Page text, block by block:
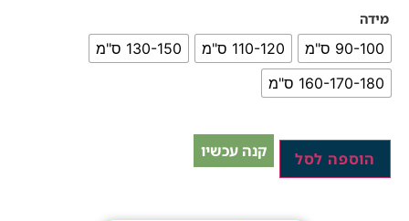
מידה
90-100 ס"מ 110-120 ס"מ
130-150 ס"מ
160-170-180 ס"מ
קנה עכשיו הוספה לסל